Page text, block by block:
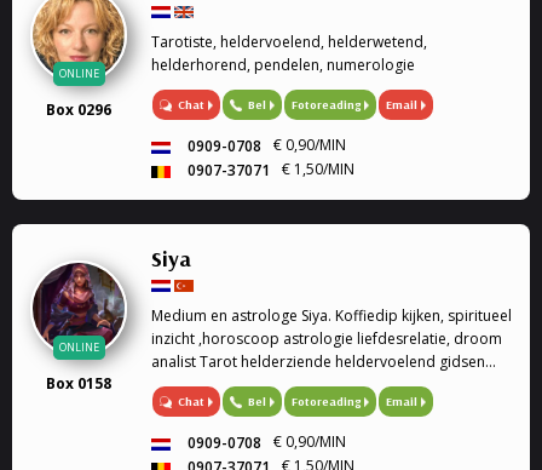
ONLINE
Box 0296
Tarotiste, heldervoelend, helderwetend,
helderhorend, pendelen, numerologie
Chat Bel Fotoreading Email
0909-0708
€ 0,90/MIN
0907-37071
€ 1,50/MIN
ONLINE
Box 0158
Siya
Medium en astrologe Siya. Koffiedip kijken, spiritueel
inzicht ,horoscoop astrologie liefdesrelatie, droom
analist Tarot helderziende heldervoelend gidsen
relatie familie problemen en veel meer.
Chat Bel Fotoreading Email
0909-0708
€ 0,90/MIN
€ 1,50/MIN